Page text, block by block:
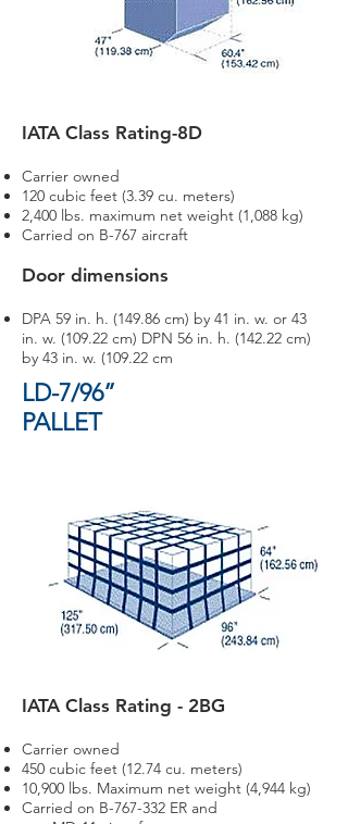
IATA Class Rating-8D
Carrier owned
120 cubic feet (3.39 cu. meters)
2,400 lbs. maximum net weight (1,088 kg)
Carried on B-767 aircraft
Door dimensions
DPA 59 in. h. (149.86 cm) by 41 in. w. or 43
in. w. (109.22 cm) DPN 56 in. h. (142.22 cm)
by 43 in. w. (109.22 cm
IATA Class Rating - 2BG
Carrier owned
450 cubic feet (12.74 cu. meters)
10,900 lbs. Maximum net weight (4,944 kg)
Carried on B-767-332 ER and
LD-7/96”
PALLET